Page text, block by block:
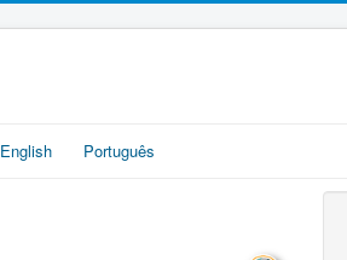
English Português